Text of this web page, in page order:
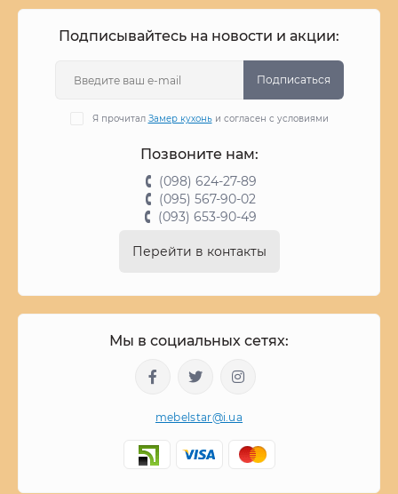
Подписывайтесь на новости и акции:
Подписаться
Я прочитал Замер кухоньи согласен с условиями
Позвоните нам:
(098) 624-27-89
(095) 567-90-02
(093) 653-90-49
Перейти в контакты
Мы в социальных сетях:
mebelstar@i.ua